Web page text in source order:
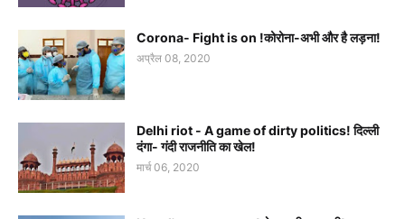
Corona- Fight is on !कोरोना-अभी और है लड़ना!
अप्रैल 08, 2020
Delhi riot - A game of dirty politics! दिल्ली
दंगा- गंदी राजनीति का खेल!
मार्च 06, 2020